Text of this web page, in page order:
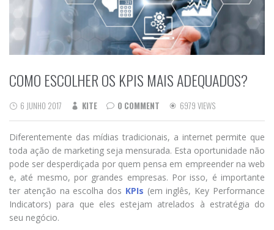
COMO ESCOLHER OS KPIS MAIS ADEQUADOS?
6 JUNHO 2017 KITE 0 COMMENT 6979 VIEWS
Diferentemente das mídias tradicionais, a internet permite que
toda ação de marketing seja mensurada. Esta oportunidade não
pode ser desperdiçada por quem pensa em empreender na web
e, até mesmo, por grandes empresas. Por isso, é importante
ter atenção na escolha dos KPIs (em inglês, Key Performance
Indicators) para que eles estejam atrelados à estratégia do
seu negócio.